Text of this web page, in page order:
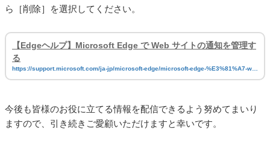
ら［削除］を選択してください。
【Edgeヘルプ】Microsoft Edge で Web サイトの通知を管理す
る
https://support.microsoft.com/ja-jp/microsoft-edge/microsoft-edge-%E3%81%A7-we
今後も皆様のお役に立てる情報を配信できるよう努めてまいり
ますので、引き続きご愛顧いただけますと幸いです。